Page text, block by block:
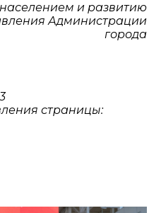
и развитию
Администрации
города
страницы: